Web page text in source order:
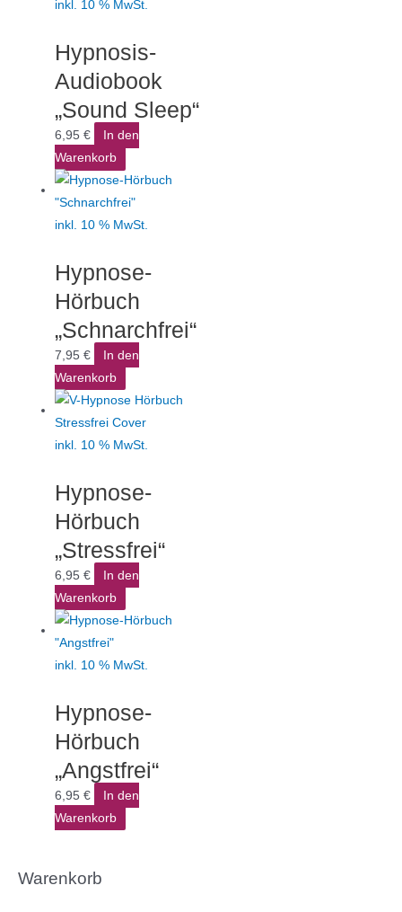
inkl. 10 % MwSt.
Hypnosis-
Audiobook
„Sound Sleep“
6,95€
In den
Warenkorb
inkl. 10 % MwSt.
Hypnose-
Hörbuch
„Schnarchfrei“
7,95€
In den
Warenkorb
inkl. 10 % MwSt.
Hypnose-
Hörbuch
„Stressfrei“
6,95€
In den
Warenkorb
inkl. 10 % MwSt.
Hypnose-
Hörbuch
„Angstfrei“
6,95€
In den
Warenkorb
Warenkorb